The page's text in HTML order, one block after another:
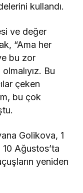
kullandı.
ve değer
“Ama her
bu zor
Bu
çeken
bu çok
Golikova, 1
Ağustos’ta
yeniden